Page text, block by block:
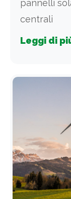
pannelli
centrali
Leggi di